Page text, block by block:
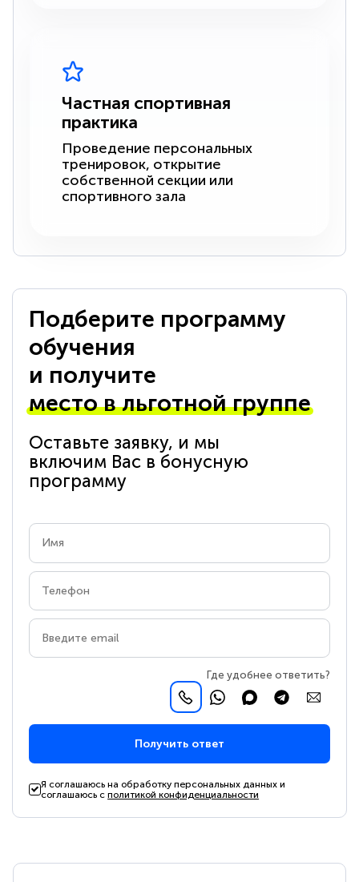
Частная спортивная
практика
Проведение персональных
тренировок, открытие
собственной секции или
спортивного зала
Подберите программу
обучения
и получите
место в льготной группе
Оставьте заявку, и мы
включим Вас в бонусную
программу
Где удобнее ответить?
Получить ответ
Я соглашаюсь на обработку персональных данных и
соглашаюсь сполитикой конфиденциальности